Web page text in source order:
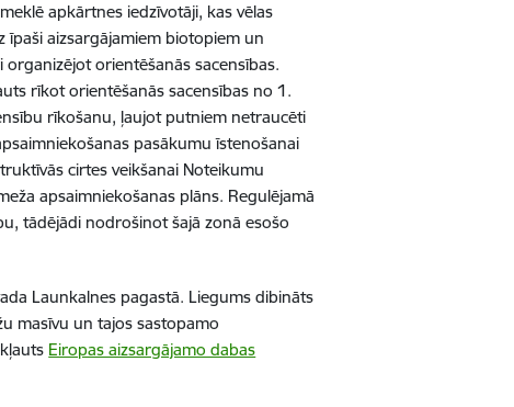
apkārtnes iedzīvotāji, kas vēlas
aizsargājamiem biotopiem un
orientēšanās sacensības.
rīkot orientēšanās sacensības no 1.
rīkošanu, ļaujot putniem netraucēti
pasākumu īstenošanai
cirtes veikšanai Noteikumu
apsaimniekošanas plāns. Regulējamā
tādējādi nodrošinot šajā zonā esošo
Launkalnes pagastā. Liegums dibināts
masīvu un tajos sastopamo
Eiropas aizsargājamo dabas